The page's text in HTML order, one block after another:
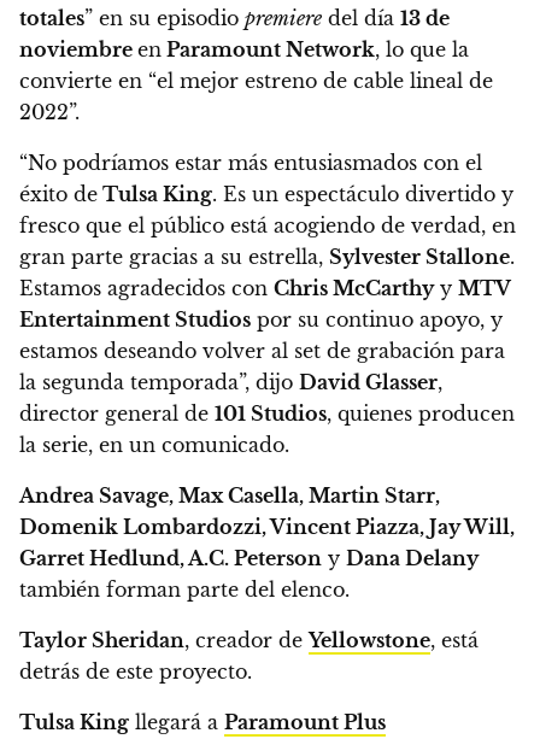
totales” en su episodio premiere del día 13 de
noviembre en Paramount Network, lo que la
convierte en “el mejor estreno de cable lineal de
2022”.
“No podríamos estar más entusiasmados con el
éxito de Tulsa King. Es un espectáculo divertido y
fresco que el público está acogiendo de verdad, en
gran parte gracias a su estrella, Sylvester Stallone.
Estamos agradecidos con Chris McCarthyy MTV
Entertainment Studios por su continuo apoyo, y
estamos deseando volver al set de grabación para
la segunda temporada”, dijo David Glasser,
director general de 101 Studios, quienes producen
la serie, en un comunicado.
Andrea Savage, Max Casella, Martin Starr,
Domenik Lombardozzi, Vincent Piazza, Jay Will,
Garret Hedlund, A.C. Peterson y Dana Delany
también forman parte del elenco.
Taylor Sheridan, creador deYellowstone, está
detrás de este proyecto.
Tulsa King llegará a Paramount Plus